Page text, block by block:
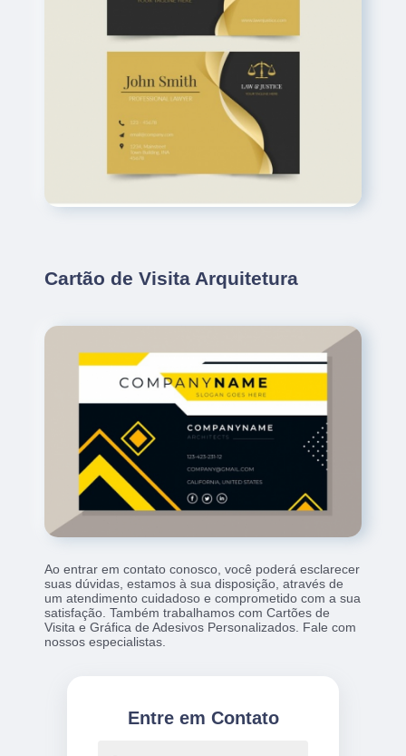
Cartão de Visita Arquitetura
Ao entrar em contato conosco, você poderá esclarecer
suas dúvidas, estamos à sua disposição, através de
um atendimento cuidadoso e comprometido com a sua
satisfação. Também trabalhamos com Cartões de
Visita e Gráfica de Adesivos Personalizados. Fale com
nossos especialistas.
Entre em Contato